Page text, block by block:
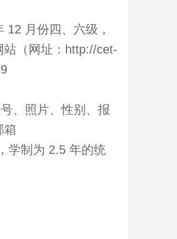
12 月份四、六级，
站（网址：http://cet-
、照片、性别、报
箱
学制为 2.5 年的统